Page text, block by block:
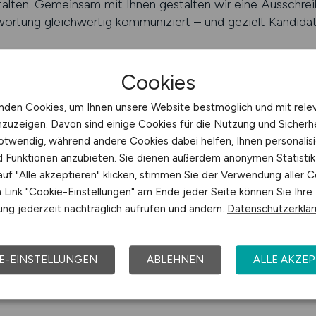
Gemeinsam mit Ihnen gestalten wir eine
gleichwertig kommuniziert – und gezielt
VERTRIEB.JOBS
Teams verlangt klare Prozesse
der Technologie – sondern an unklaren Abläufen und
deshalb auf Rollenprofile, die beides verbinden:
liefert Ihnen Talente, die hybrides Arbeiten
Berater, digitale Account Manager oder
Ausschreibung erreicht Kandidaten, die neue
Sprache, den passenden Kanälen und einer
sich Bewerbungen mit Substanz.
Cookies
Cookies, um Ihnen unsere Website bestmöglich und mit
Davon sind einige Cookies für die Nutzung und
während andere Cookies dabei helfen, Ihnen
Funktionen anzubieten. Sie dienen außerdem anonymen
"Alle akzeptieren" klicken, stimmen Sie der Verwendung aller
"Cookie-Einstellungen" am Ende jeder Seite können Sie Ihre
jederzeit nachträglich aufrufen und ändern.
EINSTELLUNGEN ABLEHNEN ALLE